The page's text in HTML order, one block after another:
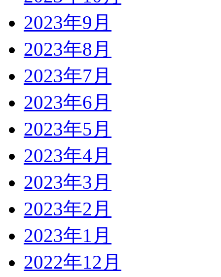
2023年9月
2023年8月
2023年7月
2023年6月
2023年5月
2023年4月
2023年3月
2023年2月
2023年1月
2022年12月